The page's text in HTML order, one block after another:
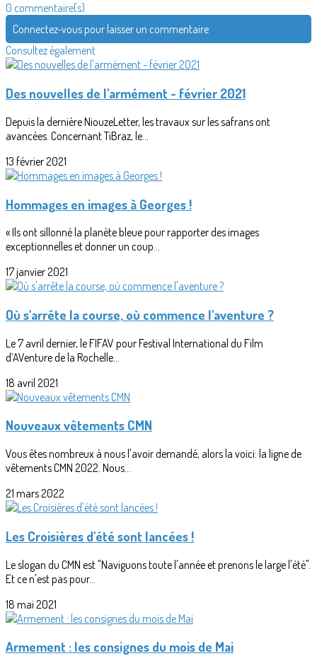
0 commentaire(s)
Connectez-vous pour laisser un commentaire
Consultez également
Des nouvelles de l'armément - février 2021
Depuis la dernière NiouzeLetter, les travaux sur les safrans ont
avancées. Concernant TiBraz, le...
13 février 2021
Hommages en images à Georges !
« Ils ont sillonné la planète bleue pour rapporter des images
exceptionnelles et donner un coup...
17 janvier 2021
Où s'arrête la course, où commence l'aventure ?
Le 7 avril dernier, le FIFAV pour Festival International du Film
d’AVenture de la Rochelle...
18 avril 2021
Nouveaux vêtements CMN
Vous êtes nombreux à nous l'avoir demandé, alors la voici: la ligne de
vêtements CMN 2022. Nous...
21 mars 2022
Les Croisières d'été sont lancées !
Le slogan du CMN est "Naviguons toute l'année et prenons le large l'été".
Et ce n'est pas pour...
18 mai 2021
Armement : les consignes du mois de Mai